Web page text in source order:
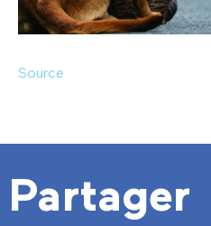
Source
Partager